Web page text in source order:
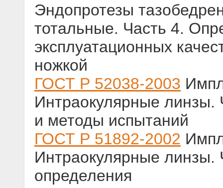
Эндопротезы
тотальные. Часть 4.
эксплуатационных
ножкой
ГОСТ Р 52038-2003
Интраокулярные линзы.
и методы испытаний
ГОСТ Р 51892-2002
Интраокулярные
определения